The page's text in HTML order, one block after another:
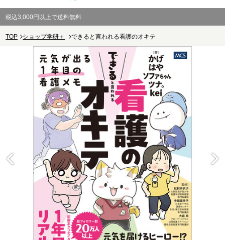
税込3,000円以上で送料無料
TOP ショップ学研＋ できると言われる看護のオキテ